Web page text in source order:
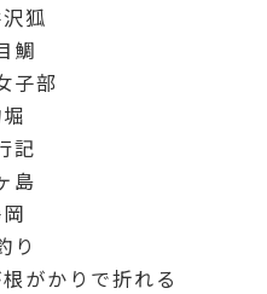
狐
鯛
子部
記
島
り
がかりで折れる